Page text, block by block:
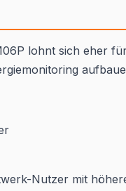
lohnt sich eher
Nutzer mit